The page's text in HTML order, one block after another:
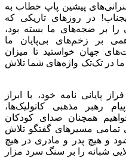
پیشین پاپ خطاب به
در روزهای تاریکی که
بر ضجه‌های ما بسته بود،
بر زخم‌های بی‌پایان ما
جهان خواستید تا میزان
در تک‌تک واژه‌های شما تلاش
پایانی نامه خود، با ابراز
رهبر مذهبی کاتولیک‌ها،
همچنان صدای کودکان
تمامی مسیرهای گفتگو تلاش
و هیچ پدر و مادری در هیچ
شبانه را بر سنگ سرد مزار